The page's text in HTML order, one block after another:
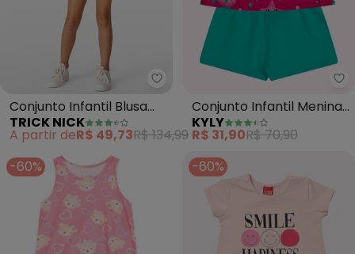
Trick Nick - Conjunto Infantil
Conjunto Infantil Blusa
com Shorts (Rosa)
TRICK NICK
A partir deR$ 49,73R$ 134,99
Conjunto Infantil Menina
Estampa (Rosa)
KYLY
R$ 31,90R$ 70,90
-60%
-60%